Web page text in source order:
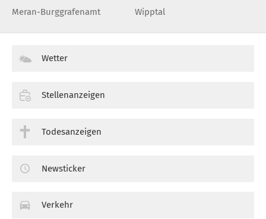
Meran-Burggrafenamt
Wipptal
Wetter
Stellenanzeigen
Todesanzeigen
Newsticker
Verkehr